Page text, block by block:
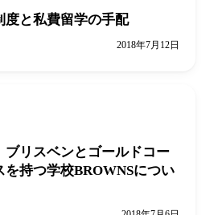
度と私費留学の手配
2018年7月12日
リスベンとゴールドコー
を持つ学校BROWNSについ